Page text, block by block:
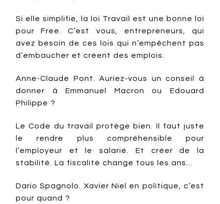
Si elle simplifie, la loi Travail est une bonne loi
pour Free. C’est vous, entrepreneurs, qui
avez besoin de ces lois qui n’empêchent pas
d’embaucher et créent des emplois.
Anne-Claude Pont. Auriez-vous un conseil à
donner à Emmanuel Macron ou Edouard
Philippe ?
Le Code du travail protège bien. Il faut juste
le rendre plus compréhensible pour
l’employeur et le salarié. Et créer de la
stabilité. La fiscalité change tous les ans…
Dario Spagnolo. Xavier Niel en politique, c’est
pour quand ?